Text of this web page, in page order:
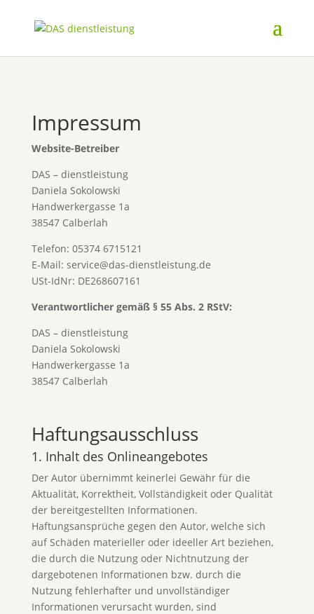
Impressum
Website-Betreiber
DAS – dienstleistung
Daniela Sokolowski
Handwerkergasse 1a
38547 Calberlah
Telefon: 05374 6715121
E-Mail: service@das-dienstleistung.de
USt-IdNr: DE268607161
Verantwortlicher gemäß § 55 Abs. 2 RStV:
DAS – dienstleistung
Daniela Sokolowski
Handwerkergasse 1a
38547 Calberlah
Haftungsausschluss
1. Inhalt des Onlineangebotes
Der Autor übernimmt keinerlei Gewähr für die
Aktualität, Korrektheit, Vollständigkeit oder Qualität
der bereitgestellten Informationen.
Haftungsansprüche gegen den Autor, welche sich
auf Schäden materieller oder ideeller Art beziehen,
die durch die Nutzung oder Nichtnutzung der
dargebotenen Informationen bzw. durch die
Nutzung fehlerhafter und unvollständiger
Informationen verursacht wurden, sind